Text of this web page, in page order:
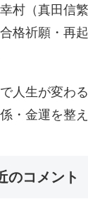
村（真田信
格祈願・再
人生が変わ
・金運を整
のコメント